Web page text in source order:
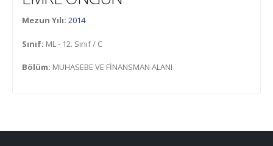
Mezun Yılı: 2014
Sınıf: ML - 12. Sınıf / C
Bölüm: MUHASEBE VE FİNANSMAN ALANI